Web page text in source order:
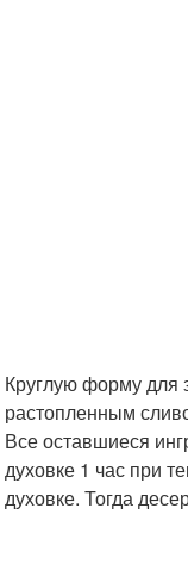
Круглую форму для
растопленным
Все оставшиеся
духовке 1 час при
духовке. Тогда